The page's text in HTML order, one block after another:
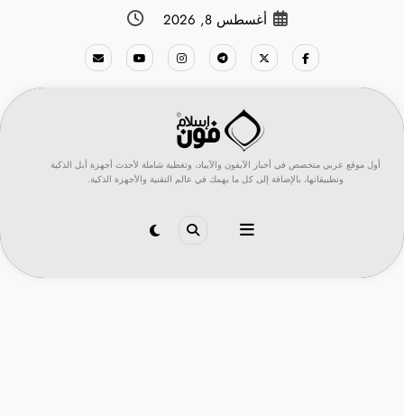
أغسطس 8, 2026
أول موقع عربي متخصص في أخبار الآيفون والآيباد، وتغطية شاملة لأحدث أجهزة أبل الذكية
وتطبيقاتها، بالإضافة إلى كل ما يهمك في عالم التقنية والأجهزة الذكية.